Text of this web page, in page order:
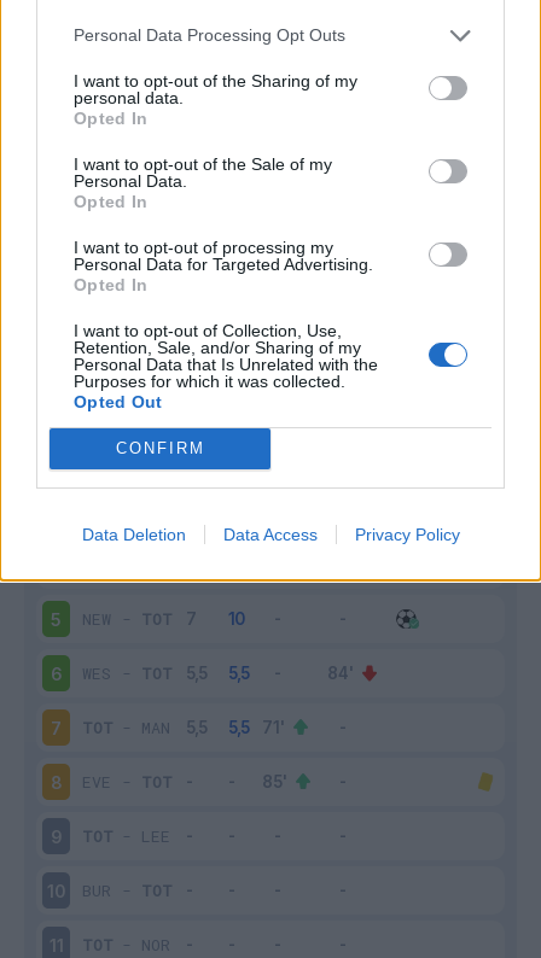
Personal Data Processing Opt Outs
I want to opt-out of the Sharing of my
personal data.
Opted In
I want to opt-out of the Sale of my
Personal Data.
Opted In
I want to opt-out of processing my
Personal Data for Targeted Advertising.
Opted In
I want to opt-out of Collection, Use,
Retention, Sale, and/or Sharing of my
Personal Data that Is Unrelated with the
Purposes for which it was collected.
Opted Out
CONFIRM
Data Deletion Data Access Privacy Policy
Infortunato 0 - 0%
Inutilizzato
Scarica riepilogo
stagionale
Giornata Voto FV Entrato Uscito Bonus/Malus
CRY-TOT
-CHE
5 NEW - TOT
6 WES - TOT
7 TOT - MAN
8 EVE - TOT
9 TOT - LEE
10 BUR - TOT
11 TOT - NOR